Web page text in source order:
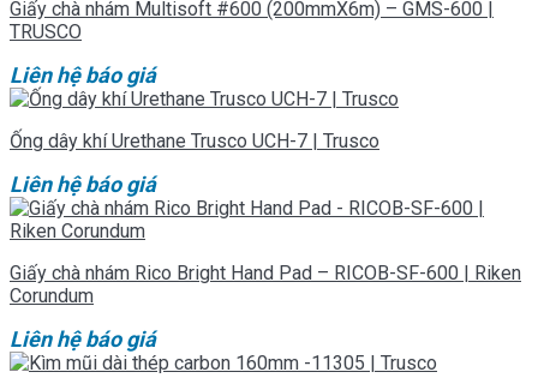
Giấy chà nhám Multisoft #600 (200mmX6m) – GMS-600 |
TRUSCO
Liên hệ báo giá
Ống dây khí Urethane Trusco UCH-7 | Trusco
Liên hệ báo giá
Giấy chà nhám Rico Bright Hand Pad – RICOB-SF-600 | Riken
Corundum
Liên hệ báo giá